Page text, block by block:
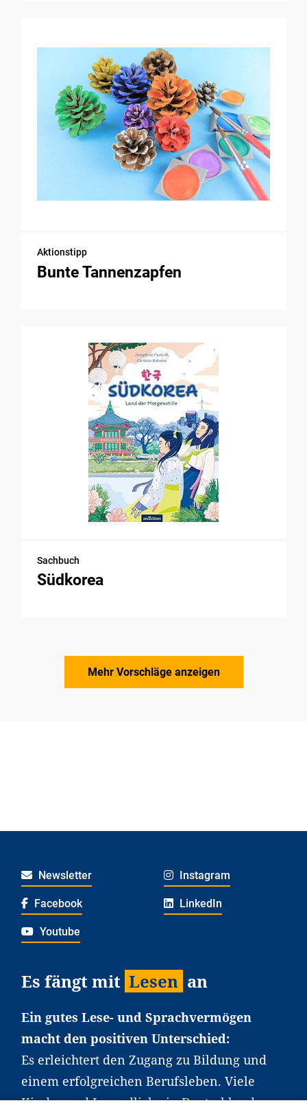
Aktionstipp
Bunte Tannenzapfen
Sachbuch
Südkorea
Mehr Vorschläge anzeigen
Newsletter Instagram
Facebook LinkedIn
Youtube
Es fängt mit Lesen an
Ein gutes Lese- und Sprachvermögen
macht den positiven Unterschied:
Es erleichtert den Zugang zu Bildung und
einem erfolgreichen Berufsleben. Viele